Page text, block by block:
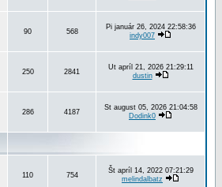
90 568
Pi január 26, 2024 22:58:36
indy007
250 2841
Ut apríl 21, 2026 21:29:11
dustin
286 4187
St august 05, 2026 21:04:58
Dodink0
110 754
Št apríl 14, 2022 07:21:29
melindalbatz